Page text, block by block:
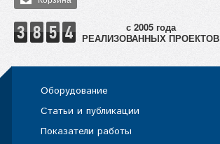
РЕАЛИЗОВАННЫХ ПРОЕКТОВ
Оборудование
Статьи и публикации
Показатели работы